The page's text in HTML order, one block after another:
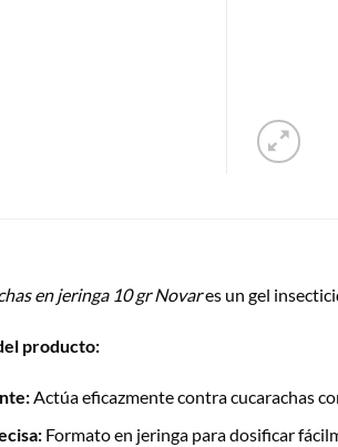
en jeringa 10 gr Novares un gel
producto:
Actúa eficazmente contra cucarachas
Formato en jeringa para dosificar